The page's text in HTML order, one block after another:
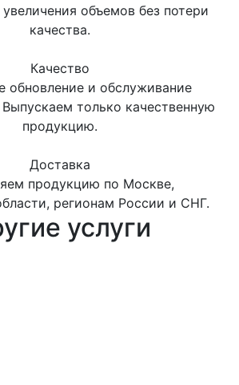
объемов без потери
качества.
Качество
обновление и обслуживание
только качественную
продукцию.
Доставка
продукцию по Москве,
регионам России и СНГ.
услуги